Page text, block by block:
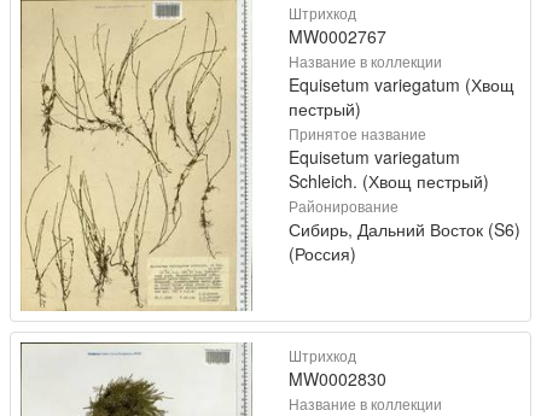
Штрихкод
MW0002767
Название в коллекции
Equisetum variegatum (Хвощ
пестрый)
Принятое название
Equisetum variegatum
Schleich. (Хвощ пестрый)
Районирование
Сибирь, Дальний Восток (S6)
(Россия)
Штрихкод
MW0002830
Название в коллекции